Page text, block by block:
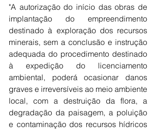
"A autorização do início das obras de
implantação do empreendimento
destinado à exploração dos recursos
minerais, sem a conclusão e instrução
adequada do procedimento destinado
à expedição do licenciamento
ambiental, poderá ocasionar danos
graves e irreversíveis ao meio ambiente
local, com a destruição da flora, a
degradação da paisagem, a poluição
e contaminação dos recursos hídricos